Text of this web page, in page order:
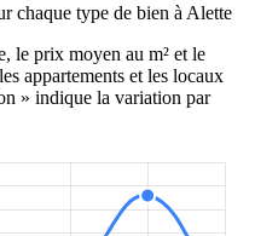
chaque type de bien à Alette
le prix moyen au m² et le
appartements et les locaux
» indique la variation par